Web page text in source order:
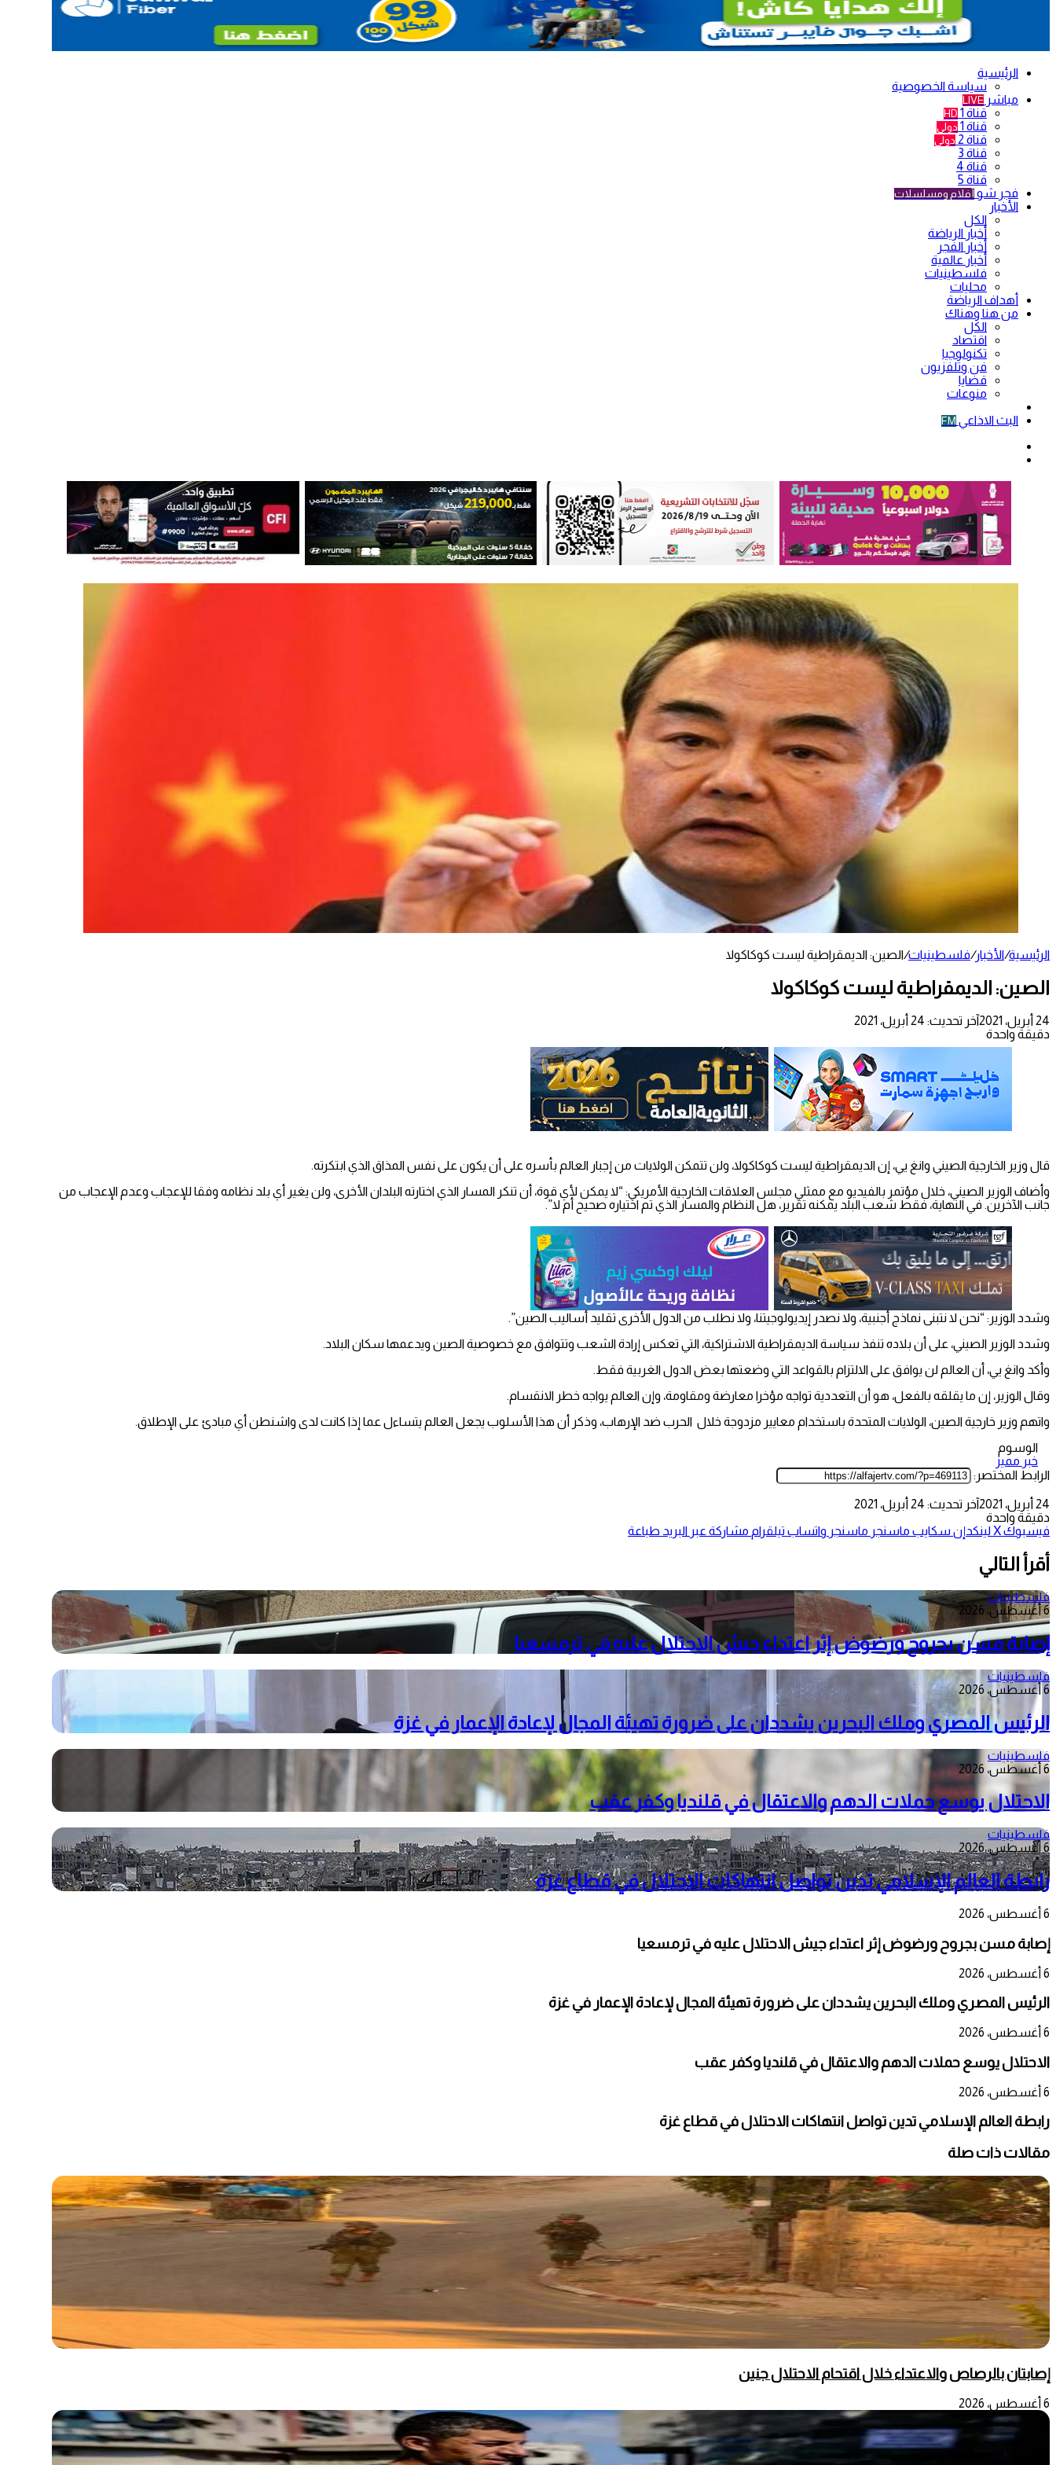
الرئيسية
سياسة الخصوصية
مباشر LIVE
قناة 1 HD
قناة 1 دولي
قناة 2 دولي
قناة 3
قناة 4
قناة 5
فجر شو أفلام ومسلسلات
الأخبار
الكل
أخبار الرياضة
أخبار الفجر
أخبار عالمية
فلسطينيات
محليات
أهداف الرياضة
من هنا وهناك
الكل
اقتصاد
تكنولوجيا
فن وتلفزيون
قضايا
منوعات
البث الاذاعي FM
الرئيسية/الأخبار/فلسطينيات/الصين: الديمقراطية ليست كوكاكولا
الصين: الديمقراطية ليست كوكاكولا
24 أبريل، 2021
آخر تحديث: 24 أبريل، 2021
دقيقة واحدة
قال وزير الخارجية الصيني وانغ يي، إن الديمقراطية ليست كوكاكولا، ولن تتمكن الولايات من إجبار العالم بأسره على أن يكون على نفس المذاق الذي ابتكرته.
وأضاف الوزير الصيني، خلال مؤتمر بالفيديو مع ممثلي مجلس العلاقات الخارجية الأمريكي: “لا يمكن لأي قوة، أن تنكر المسار الذي اختارته البلدان الأخرى، ولن يغير أي بلد نظامه وفقا للإعجاب وعدم الإعجاب من
جانب الآخرين. في النهاية، فقط شعب البلد يمكنه تقرير، هل النظام والمسار الذي تم اختياره صحيح أم لا”.
وشدد الوزير: “نحن لا نتبنى نماذج أجنبية، ولا نصدر إيديولوجيتنا، ولا نطلب من الدول الأخرى تقليد أساليب الصين”.
وشدد الوزير الصيني، على أن بلاده تنفذ سياسة الديمقراطية الاشتراكية، التي تعكس إرادة الشعب وتتوافق مع خصوصية الصين ويدعمها سكان البلاد.
وأكد وانغ يي، أن العالم لن يوافق على الالتزام بالقواعد التي وضعتها بعض الدول الغربية فقط.
وقال الوزير، إن ما يقلقه بالفعل، هو أن التعددية تواجه مؤخرا معارضة ومقاومة، وإن العالم يواجه خطر الانقسام.
واتهم وزير خارجية الصين، الولايات المتحدة باستخدام معايير مزدوجة خلال الحرب ضد الإرهاب، وذكر أن هذا الأسلوب يجعل العالم يتساءل عما إذا كانت لدى واشنطن أي مبادئ على الإطلاق.
الوسوم
خبر مميز
الرابط المختصر:
24 أبريل، 2021
آخر تحديث: 24 أبريل، 2021
دقيقة واحدة
فيسبوك‫Xلينكدإن سكايب ماسنجر ماسنجر واتساب تيلقرام مشاركة عبر البريد طباعة
أقرأ التالي
فلسطينيات
6 أغسطس، 2026
إصابة مسن بجروح ورضوض إثر اعتداء جيش الاحتلال عليه في ترمسعيا
فلسطينيات
6 أغسطس، 2026
الرئيس المصري وملك البحرين يشددان على ضرورة تهيئة المجال لإعادة الإعمار في غزة
فلسطينيات
6 أغسطس، 2026
الاحتلال يوسع حملات الدهم والاعتقال في قلنديا وكفر عقب
فلسطينيات
6 أغسطس، 2026
رابطة العالم الإسلامي تدين تواصل انتهاكات الاحتلال في قطاع غزة
6 أغسطس، 2026
إصابة مسن بجروح ورضوض إثر اعتداء جيش الاحتلال عليه في ترمسعيا
6 أغسطس، 2026
الرئيس المصري وملك البحرين يشددان على ضرورة تهيئة المجال لإعادة الإعمار في غزة
6 أغسطس، 2026
الاحتلال يوسع حملات الدهم والاعتقال في قلنديا وكفر عقب
6 أغسطس، 2026
رابطة العالم الإسلامي تدين تواصل انتهاكات الاحتلال في قطاع غزة
مقالات ذات صلة
إصابتان بالرصاص والاعتداء خلال اقتحام الاحتلال جنين
6 أغسطس، 2026